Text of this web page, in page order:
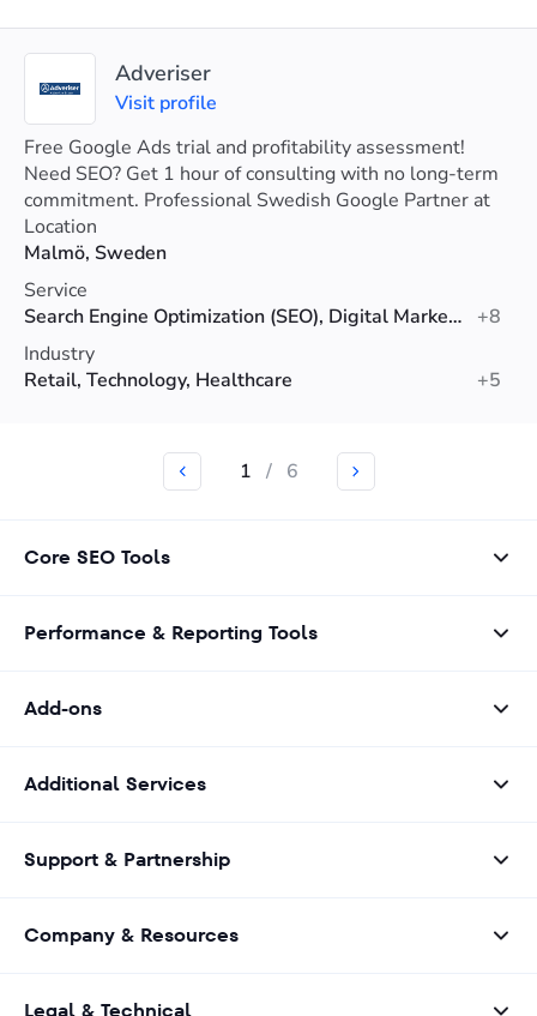
Adveriser
Visit profile
Free Google Ads trial and profitability assessment!
Need SEO? Get 1 hour of consulting with no long-term
commitment. Professional Swedish Google Partner at
your service.
Location
Malmö, Sweden
Service
Search Engine Optimization (SEO), Digital Marketing, PPC
+8
Industry
Retail, Technology, Healthcare
+5
1 / 6
Core SEO Tools
Performance & Reporting Tools
Add-ons
Additional Services
Support & Partnership
Company & Resources